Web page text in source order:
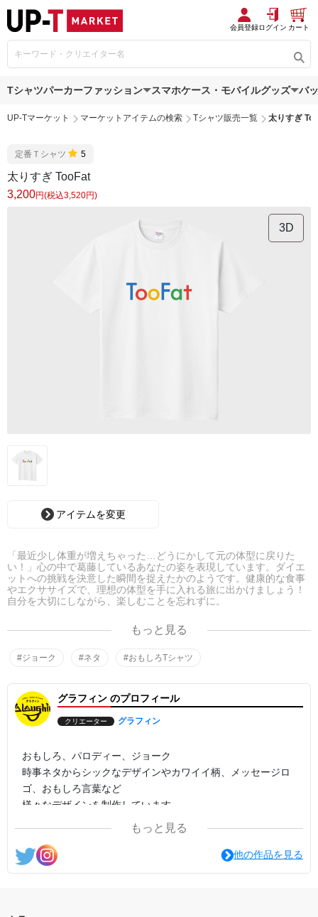
会員登録ログイン カート
Tシャツパーカーファッション スマホケース・モバイルグッズ バ
UP-Tマーケット マーケットアイテムの検索 Tシャツ販売一覧 太りすぎ
定番Ｔシャツ 5
太りすぎ TooFat
3,200円(税込3,520円)
3D
アイテムを変更
「最近少し体重が増えちゃった…どうにかして元の体型に戻りた
い！」心の中で葛藤しているあなたの姿を表現しています。ダイエ
ットへの挑戦を決意した瞬間を捉えたかのようです。健康的な食事
やエクササイズで、理想の体型を手に入れる旅に出かけましょう！
自分を大切にしながら、楽しむことを忘れずに。
もっと見る
#ジョーク #ネタ #おもしろTシャツ
グラフィン のプロフィール
クリエーター グラフィン
おもしろ、パロディー、ジョーク
時事ネタからシックなデザインやカワイイ柄、メッセージロ
ゴ、おもしろ言葉など
様々なデザインを制作しています。
もっと見る
他の作品を見る